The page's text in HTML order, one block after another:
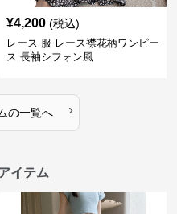
¥4,200 (税込)
レース 服 レース襟花柄ワンピー
ス 長袖シフォン風
の一覧へ ›
イテム